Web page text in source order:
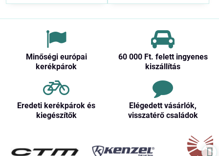
Minőségi európai
kerékpárok
60 000 Ft​. felett ingyenes
kiszállítás
Eredeti kerékpárok és
kiegészítők
Elégedett vásárlók,
visszatérő családok